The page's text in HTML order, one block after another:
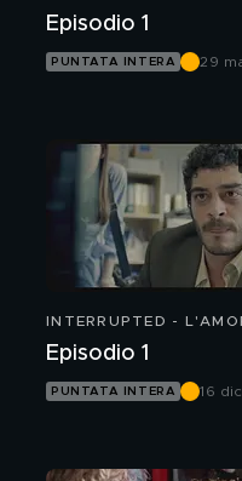
Episodio 1
PUNTATA INTERA
29
INTERRUPTED -
Episodio 1
PUNTATA INTERA
16